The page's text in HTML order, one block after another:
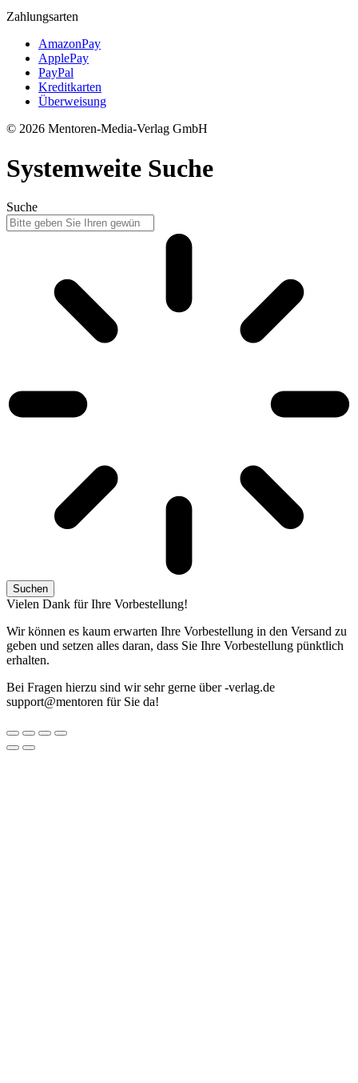
Zahlungsarten
AmazonPay
ApplePay
PayPal
Kreditkarten
Überweisung
© 2026 Mentoren-Media-Verlag GmbH
Systemweite Suche
Suche
Suchen
Vielen Dank für Ihre Vorbestellung!
Wir können es kaum erwarten Ihre Vorbestellung in den Versand zu
geben und setzen alles daran, dass Sie Ihre Vorbestellung pünktlich
erhalten.
Bei Fragen hierzu sind wir sehr gerne übered.galrev-
nerotnem
@troppus für Sie da!